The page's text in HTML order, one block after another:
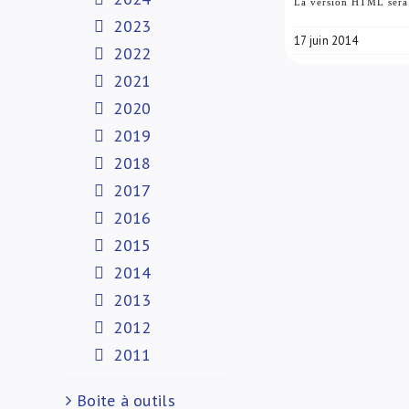
17 juin 2014
2023
2022
2021
2020
2019
2018
2017
2016
2015
2014
2013
2012
2011
Boite à outils